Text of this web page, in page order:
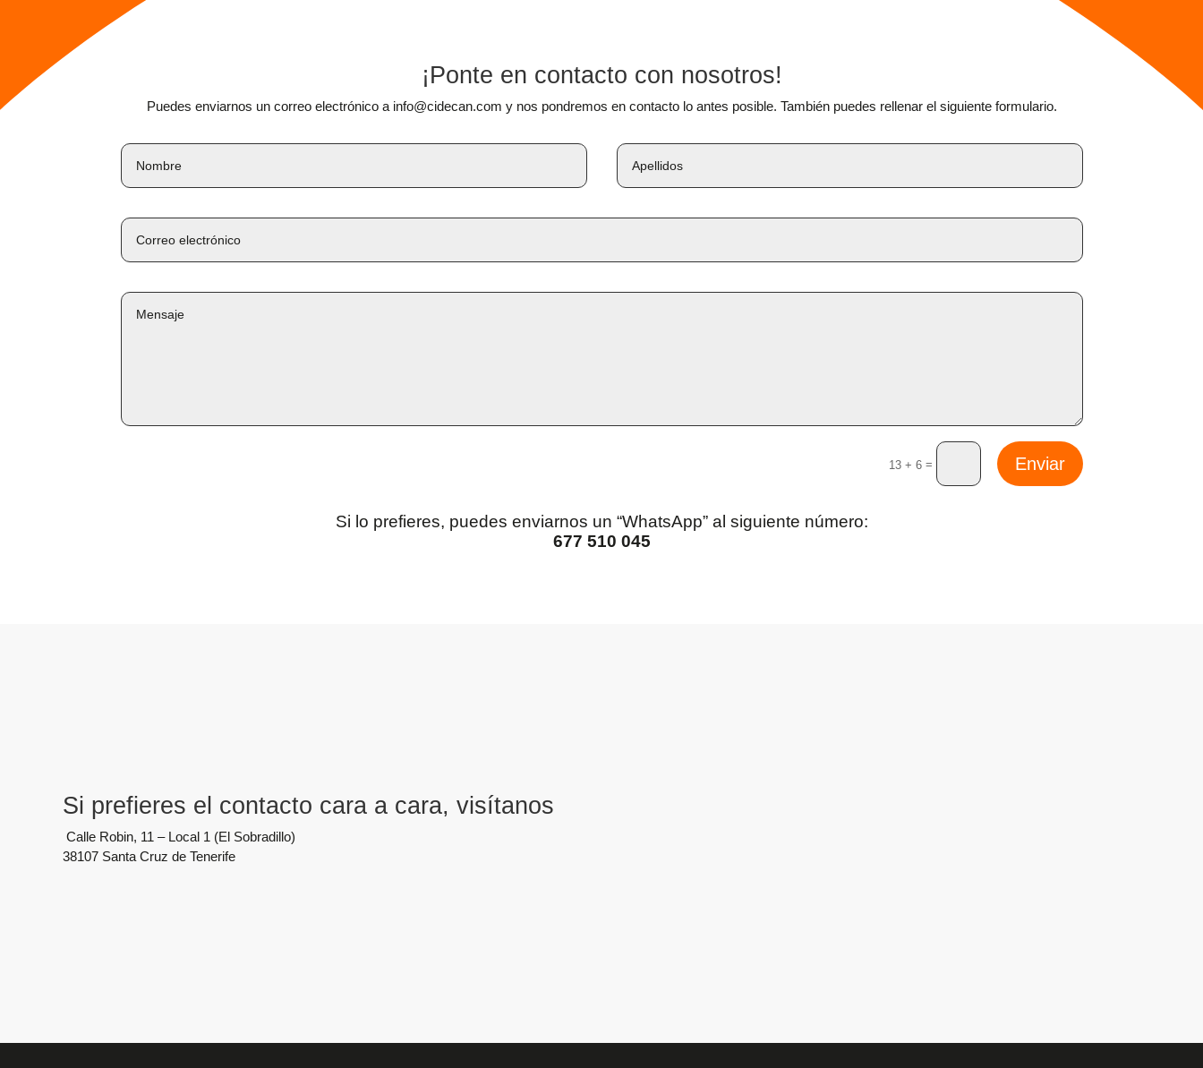
¡Ponte en contacto con nosotros!
Puedes enviarnos un correo electrónico a info@cidecan.com y nos pondremos en contacto lo antes posible. También puedes rellenar el siguiente formulario.
13 + 6= Enviar
Si lo prefieres, puedes enviarnos un “WhatsApp” al siguiente número:
677 510 045
Si prefieres el contacto cara a cara, visítanos
Calle Robin, 11 – Local 1 (El Sobradillo)
38107 Santa Cruz de Tenerife